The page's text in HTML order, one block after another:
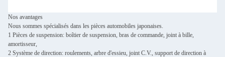
Nos avantages
Nous sommes spécialisés dans les pièces automobiles japonaises.
1 Pièces de suspension: boîtier de suspension, bras de commande, joint à bille,
amortisseur,
2 Système de direction: roulements, arbre d'essieu, joint C.V., support de direction à